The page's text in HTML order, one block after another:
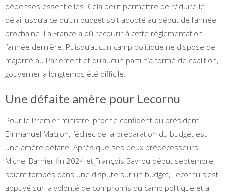
dépenses essentielles. Cela peut permettre de réduire le
délai jusqu’à ce qu’un budget soit adopté au début de l’année
prochaine. La France a dû recourir à cette réglementation
l’année dernière. Puisqu’aucun camp politique ne dispose de
majorité au Parlement et qu’aucun parti n’a formé de coalition,
gouverner a longtemps été difficile.
Une défaite amère pour Lecornu
Pour le Premier ministre, proche confident du président
Emmanuel Macron, l’échec de la préparation du budget est
une amère défaite. Après que ses deux prédécesseurs,
Michel Barnier fin 2024 et François Bayrou début septembre,
soient tombés dans une dispute sur un budget, Lecornu s’est
appuyé sur la volonté de compromis du camp politique et a